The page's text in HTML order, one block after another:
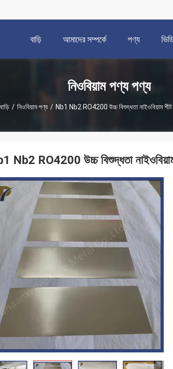
বাড়ি আমাদের সম্পর্কে পণ্য
নিওবিয়াম পণ্য পণ্য
বাড়ি / নিওবিয়াম পণ্য / Nb1 Nb2 RO4200 উচ্চ বিশুদ্ধতা নাইওবিয়াম
Nb2 RO4200 উচ্চ বিশুদ্ধতা